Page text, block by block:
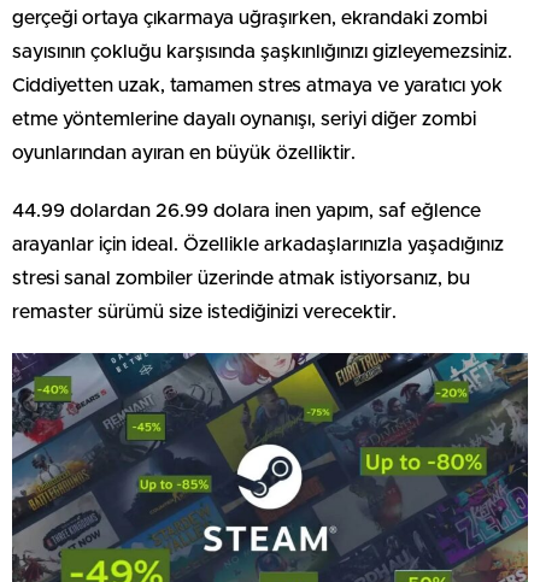
gerçeği ortaya çıkarmaya uğraşırken, ekrandaki zombi
sayısının çokluğu karşısında şaşkınlığınızı gizleyemezsiniz.
Ciddiyetten uzak, tamamen stres atmaya ve yaratıcı yok
etme yöntemlerine dayalı oynanışı, seriyi diğer zombi
oyunlarından ayıran en büyük özelliktir.
44.99 dolardan 26.99 dolara inen yapım, saf eğlence
arayanlar için ideal. Özellikle arkadaşlarınızla yaşadığınız
stresi sanal zombiler üzerinde atmak istiyorsanız, bu
remaster sürümü size istediğinizi verecektir.